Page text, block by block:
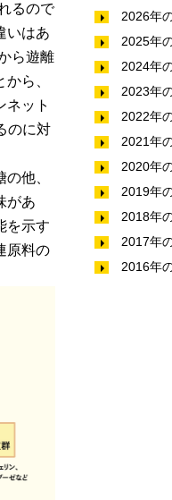
るので
いはあ
ら遊離
ら、
ネット
のに対
他、
があ
を示す
原料の
2026年
2025年
2024年
2023年
2022年
2021年
2020年
2019年
2018年
2017年
2016年